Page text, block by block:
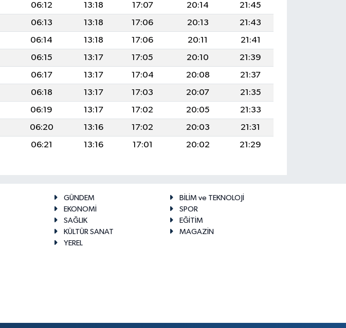
06:12 13:18 17:07 20:14
21:45
06:13 13:18 17:06 20:13
21:43
06:14 13:18 17:06 20:11
21:41
06:15 13:17 17:05 20:10
21:39
06:17 13:17 17:04 20:08
21:37
06:18 13:17 17:03 20:07
21:35
06:19 13:17 17:02 20:05
21:33
06:20 13:16 17:02 20:03
21:31
06:21 13:16 17:01 20:02 21:29
GÜNDEM
BİLİM ve TEKNOLOJİ
EKONOMİ
SPOR
SAĞLIK
EĞİTİM
KÜLTÜR SANAT
MAGAZİN
YEREL